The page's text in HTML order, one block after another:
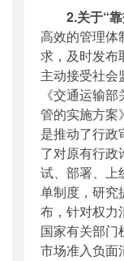
2.关于“靠
高效的管理体
求，及时发布
主动接受社会
《交通运输
管的实施方案
是推动了行政
了对原有行政
试、部署、上
单制度，研究
布，针对权力
国家有关部门
市场准入负面